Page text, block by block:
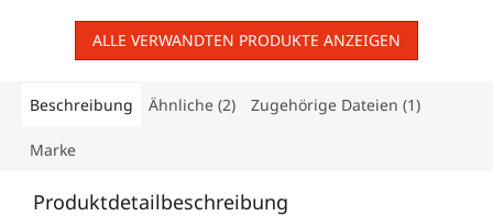
ALLE VERWANDTEN PRODUKTE ANZEIGEN
Beschreibung Ähnliche (2) Zugehörige Dateien (1)
Marke
Produktdetailbeschreibung